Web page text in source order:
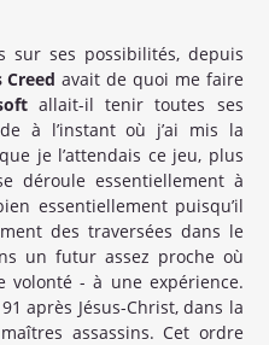
sur ses possibilités, depuis
Creed avait de quoi me faire
allait-il tenir toutes ses
à l’instant où j’ai mis la
je l’attendais ce jeu, plus
déroule essentiellement à
essentiellement puisqu’il
des traversées dans le
un futur assez proche où
volonté - à une expérience.
après Jésus-Christ, dans la
assassins. Cet ordre